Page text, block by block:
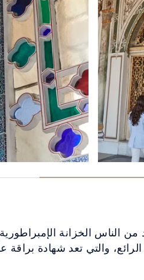
من الناس الخزانة
والتي تعد شهادة براقة